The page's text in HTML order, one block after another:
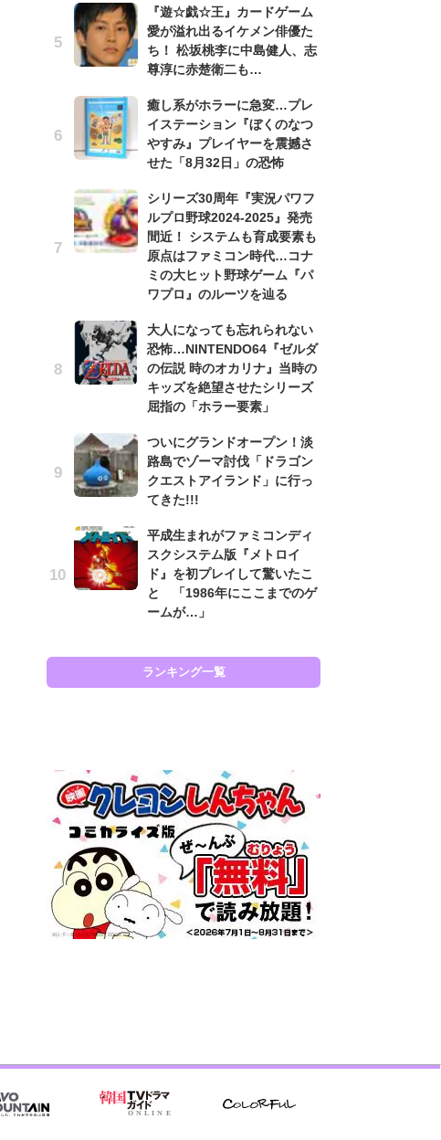
『遊☆戯☆王』カードゲーム
愛が溢れ出るイケメン俳優た
ち！ 松坂桃李に中島健人、志
尊淳に赤楚衛二も…
癒し系がホラーに急変…プレ
イステーション『ぼくのなつ
やすみ』プレイヤーを震撼さ
せた「8月32日」の恐怖
シリーズ30周年『実況パワフ
ルプロ野球2024-2025』発売
間近！ システムも育成要素も
原点はファミコン時代…コナ
ミの大ヒット野球ゲーム『パ
ワプロ』のルーツを辿る
大人になっても忘れられない
恐怖…NINTENDO64『ゼルダ
の伝説 時のオカリナ』当時の
キッズを絶望させたシリーズ
屈指の「ホラー要素」
ついにグランドオープン！淡
路島でゾーマ討伐「ドラゴン
クエストアイランド」に行っ
てきた!!!
平成生まれがファミコンディ
スクシステム版『メトロイ
ド』を初プレイして驚いたこ
と 「1986年にここまでのゲ
ームが…」
ランキング一覧